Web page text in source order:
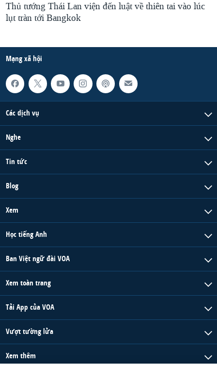
Thủ tướng Thái Lan viện đến luật về thiên tai vào lúc
lụt tràn tới Bangkok
Mạng xã hội
Các dịch vụ
Nghe
Tin tức
Blog
Xem
Học tiếng Anh
Ban Việt ngữ đài VOA
Xem toàn trang
Tải App của VOA
Vượt tường lửa
Xem thêm